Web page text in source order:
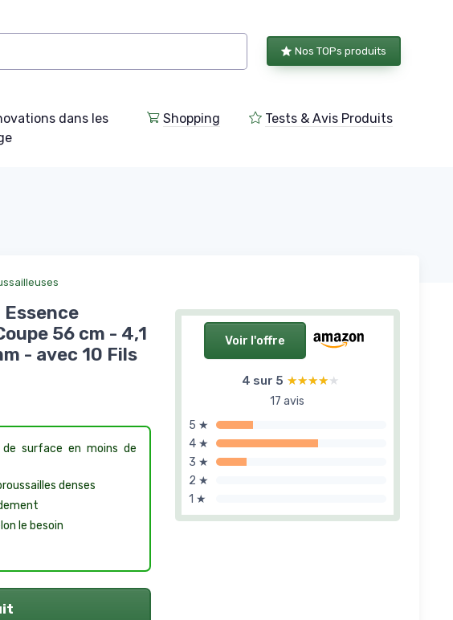
Nos TOPs produits
dans les
Shopping Tests & Avis Produits
Voir l'offre
4 sur 5 ★★★★★
★★★★★
17 avis
5 ★
4 ★
3 ★
2 ★
1 ★
Essence
56 cm - 4,1
- avec 10 Fils
surface en moins de
denses
le besoin